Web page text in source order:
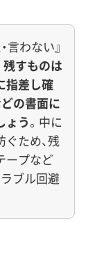
言わない』
残すものは
指差し確
の書面に
ょう。中に
ため、残
ープなど
ブル回避